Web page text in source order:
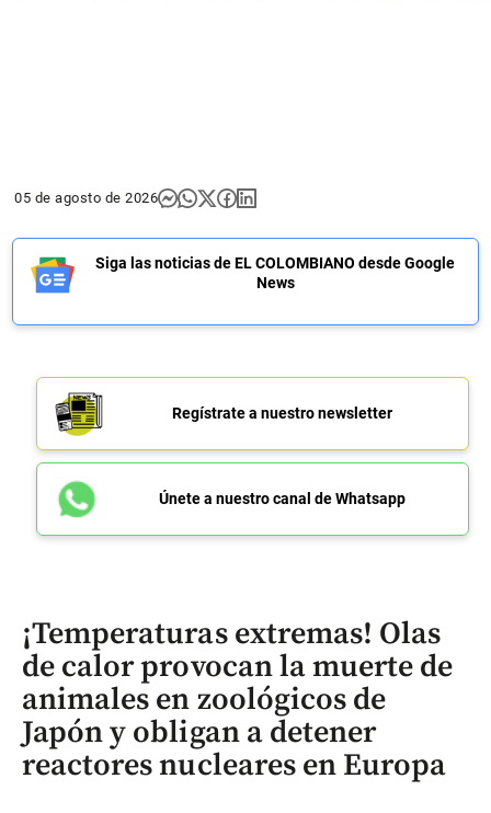
05 de agosto de 2026
Siga las noticias de EL COLOMBIANO desde Google
News
Regístrate a nuestro newsletter
Únete a nuestro canal de Whatsapp
¡Temperaturas extremas! Olas
de calor provocan la muerte de
animales en zoológicos de
Japón y obligan a detener
reactores nucleares en Europa